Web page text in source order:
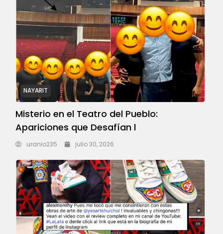
NAYARIT
Misterio en el Teatro del Pueblo:
Apariciones que Desafían l
uranio235 julio 30, 2026